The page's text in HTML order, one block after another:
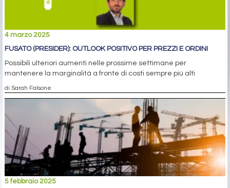
4 marzo 2025
FUSATO (PRESIDER): OUTLOOK POSITIVO PER PREZZI E ORDINI
Possibili ulteriori aumenti nelle prossime settimane per
mantenere la marginalità a fronte di costi sempre più alti
di Sarah Falsone
5 febbraio 2025